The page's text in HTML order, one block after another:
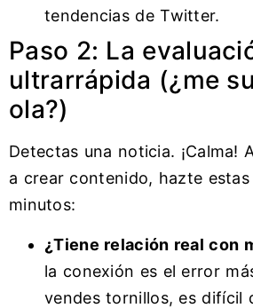
tendencias de Twitter.
Paso 2: La
ultrarrápida (¿me
ola?)
Detectas una noticia. ¡Calma!
a crear contenido, hazte
minutos:
¿Tiene relación real con
la conexión es el error
vendes tornillos, es difícil